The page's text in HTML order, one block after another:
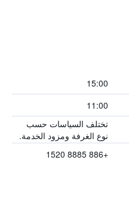
15:00
11:00
تختلف السياسات حسب
نوع الغرفة ومزود الخدمة.
+886 8885 1520